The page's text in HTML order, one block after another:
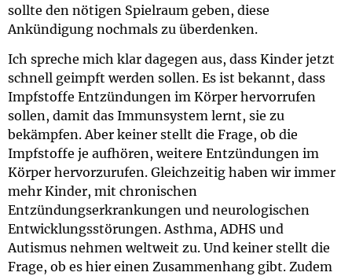
sollte den nötigen Spielraum geben, diese
Ankündigung nochmals zu überdenken.
Ich spreche mich klar dagegen aus, dass Kinder jetzt
schnell geimpft werden sollen. Es ist bekannt, dass
Impfstoffe Entzündungen im Körper hervorrufen
sollen, damit das Immunsystem lernt, sie zu
bekämpfen. Aber keiner stellt die Frage, ob die
Impfstoffe je aufhören, weitere Entzündungen im
Körper hervorzurufen. Gleichzeitig haben wir immer
mehr Kinder, mit chronischen
Entzündungserkrankungen und neurologischen
Entwicklungsstörungen. Asthma, ADHS und
Autismus nehmen weltweit zu. Und keiner stellt die
Frage, ob es hier einen Zusammenhang gibt. Zudem